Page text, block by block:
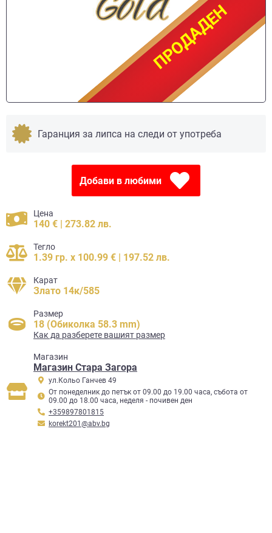
ПРОДАДЕН
ПРОДАДЕН
Гаранция за липса на следи от употреба
Добави в любими
Цена
140 € | 273.82 лв.
Тегло
1.39 гр. x 100.99 € | 197.52 лв.
Карат
Злато 14к/585
Размер
18 (Обиколка 58.3 mm)
Как да разберете вашият размер
Mагазин
Магазин Стара Загора
ул.Кольо Ганчев 49
От понеделник до петък от 09.00 до 19.00 часа, събота от
09.00 до 18.00 часа, неделя - почивен ден
+359897801815
korekt201@abv.bg